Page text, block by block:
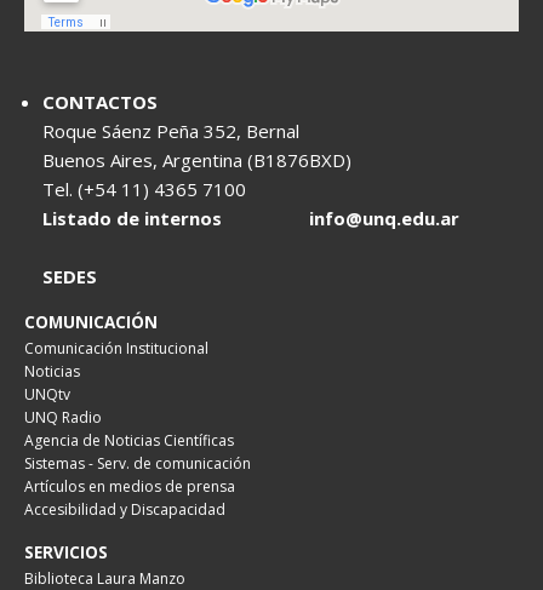
CONTACTOS
Roque Sáenz Peña 352, Bernal
Buenos Aires, Argentina (B1876BXD)
Tel. (+54 11) 4365 7100
Listado de internos
info@unq.edu.ar
SEDES
COMUNICACIÓN
Comunicación Institucional
Noticias
UNQtv
UNQ Radio
Agencia de Noticias Científicas
Sistemas - Serv. de comunicación
Artículos en medios de prensa
Accesibilidad y Discapacidad
SERVICIOS
Biblioteca Laura Manzo